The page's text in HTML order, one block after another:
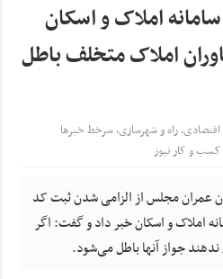
املاک و اسکان
املاک متخلف باطل
اقتصادی,راه و شهرسازی,سرخط خبرها
و کار نیوز
عمران مجلس از الزامی شدن ثبت کد
املاک و اسکان خبر داد و گفت: اگر
ندهند جواز آنها باطل می‌شود.